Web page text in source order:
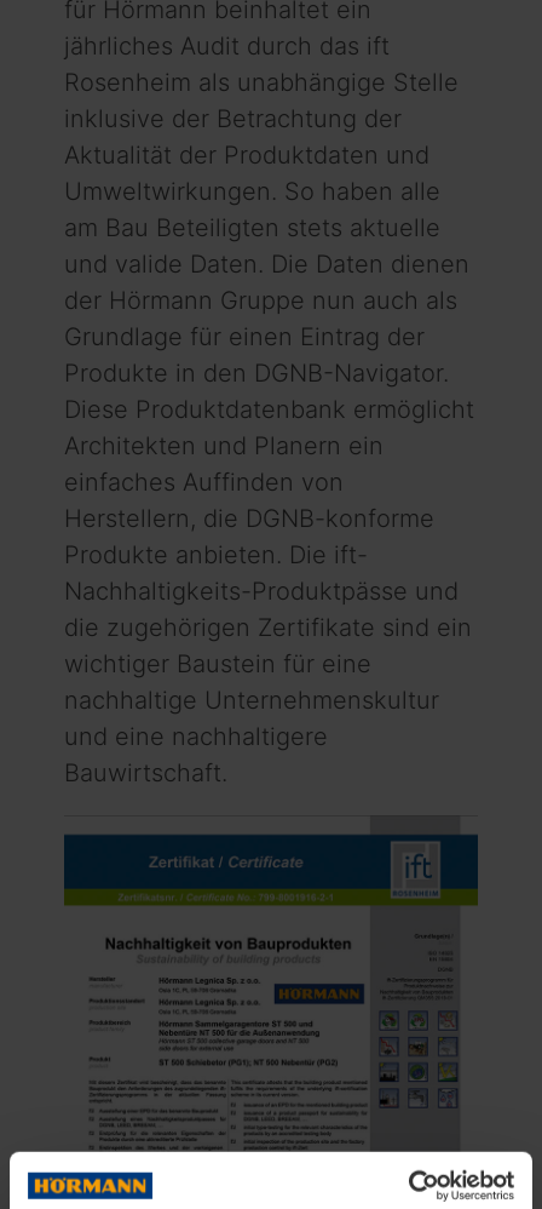
für Hörmann beinhaltet ein
jährliches Audit durch das ift
Rosenheim als unabhängige Stelle
inklusive der Betrachtung der
Aktualität der Produktdaten und
Umweltwirkungen. So haben alle
am Bau Beteiligten stets aktuelle
und valide Daten. Die Daten dienen
der Hörmann Gruppe nun auch als
Grundlage für einen Eintrag der
Produkte in den DGNB-Navigator.
Diese Produktdatenbank ermöglicht
Architekten und Planern ein
einfaches Auffinden von
Herstellern, die DGNB-konforme
Produkte anbieten. Die ift-
Nachhaltigkeits-Produktpässe und
die zugehörigen Zertifikate sind ein
wichtiger Baustein für eine
nachhaltige Unternehmenskultur
und eine nachhaltigere
Bauwirtschaft.